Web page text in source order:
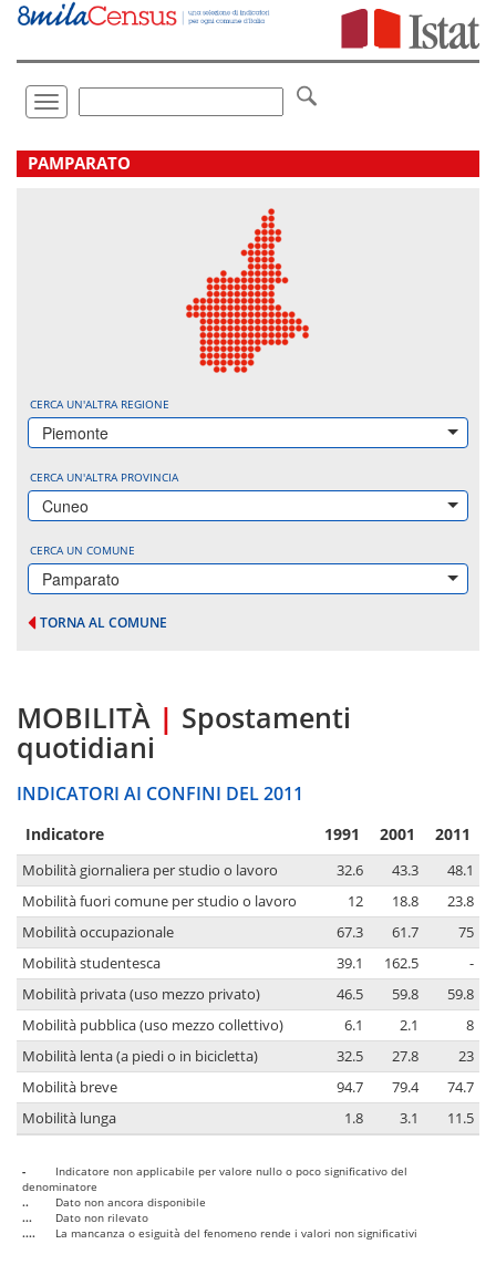
Vai
direttamente
Toggle
navigation
.
PAMPARATO
CERCA UN'ALTRA REGIONE
Piemonte
CERCA UN'ALTRA PROVINCIA
Cuneo
CERCA UN COMUNE
Pamparato
TORNA AL COMUNE
MOBILITÀ | Spostamenti
quotidiani
INDICATORI AI CONFINI DEL 2011
Indicatore 1991 2001 2011
Mobilità giornaliera per studio o lavoro 32.6 43.3
48.1
Mobilità fuori comune per studio o lavoro
12 18.8
23.8
Mobilità occupazionale
67.3 61.7
75
Mobilità studentesca
39.1 162.5
-
Mobilità privata (uso mezzo privato)
46.5 59.8
59.8
Mobilità pubblica (uso mezzo collettivo)
6.1 2.1
8
Mobilità lenta (a piedi o in bicicletta)
32.5 27.8
23
Mobilità breve
94.7 79.4
74.7
Mobilità lunga
1.8 3.1 11.5
-
Indicatore non applicabile per valore nullo o poco significativo del
denominatore
..
Dato non ancora disponibile
...
Dato non rilevato
....
La mancanza o esiguità del fenomeno rende i valori non significativi